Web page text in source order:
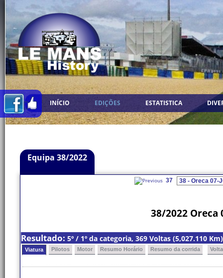
INÍCIO EDIÇÕES ESTATISTICA
Equipa 38/2022
37
38/2022 Oreca
Resultado: 5º / 1º da categoria, 369 Voltas (5,027.110
Viatura Pilotos Motor Resumo Horário Resumo da corrida